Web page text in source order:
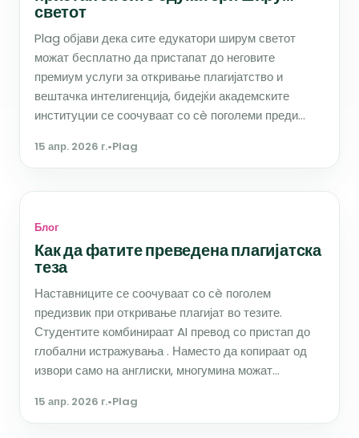
светот
Plag објави дека сите едукатори ширум светот
можат бесплатно да пристапат до неговите
премиум услуги за откривање плагијатство и
вештачка интелигенција, бидејќи академските
институции се соочуваат со сè поголеми преди...
15 апр. 2026 г.•Plag
Блог
Как да фатите преведена плагијатска
теза
Наставниците се соочуваат со сè поголем
предизвик при откривање плагијат во тезите.
Студентите комбинираат AI превод со пристап до
глобални истражувања . Наместо да копираат од
извори само на англиски, многумина можат...
15 апр. 2026 г.•Plag